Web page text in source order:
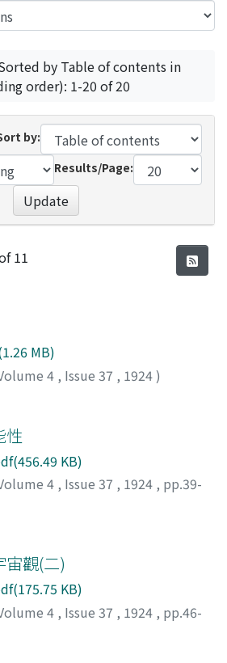
by Table of contents in
order): 1-20 of 20
by:
Results/Page:
Update
11
MB)
4 , Issue 37 , 1924)
性
KB)
4 , Issue 37 , 1924 , pp.39-
宙觀(二)
KB)
4 , Issue 37 , 1924 , pp.46-